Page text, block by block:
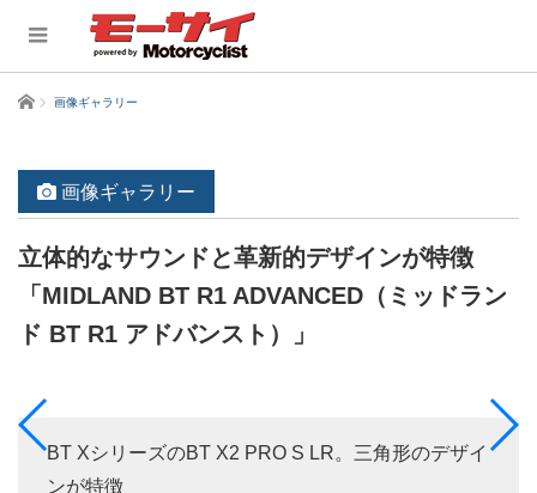
ホーム 画像ギャラリー
画像ギャラリー
立体的なサウンドと革新的デザインが特徴
「MIDLAND BT R1 ADVANCED（ミッドラン
ド BT R1 アドバンスト）」
BT XシリーズのBT X2 PRO S LR。三角形のデザイ
ンが特徴